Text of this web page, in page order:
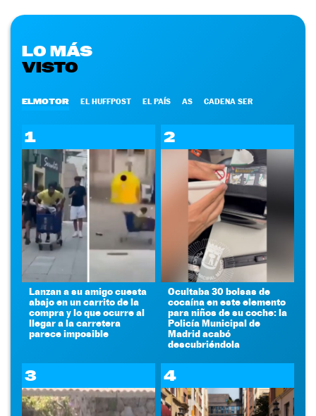
LO MÁS
VISTO
ELMOTOR EL HUFFPOST EL PAÍS AS CADENA SER
1
Lanzan a su amigo cuesta
abajo en un carrito de la
compra y lo que ocurre al
llegar a la carretera
parece imposible
2
Ocultaba 30 bolsas de
cocaína en este elemento
para niños de su coche: la
Policía Municipal de
Madrid acabó
descubriéndola
3 4